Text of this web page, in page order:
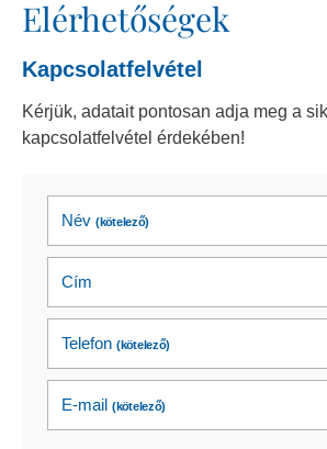
Elérhetőségek
Kapcsolatfelvétel
Kérjük, adatait pontosan adja meg a
kapcsolatfelvétel érdekében!
Név (kötelező)
Cím
Telefon (kötelező)
E-mail (kötelező)